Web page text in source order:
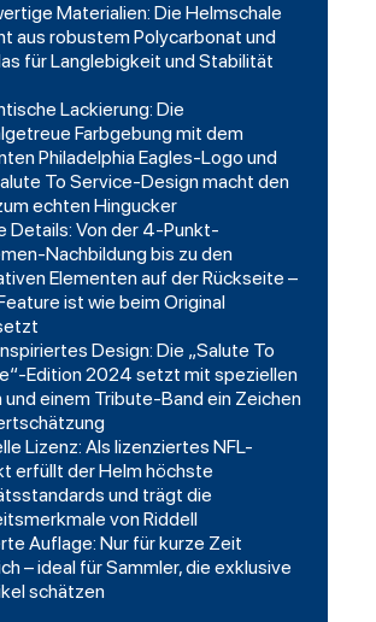
Materialien: Die Helmschale
aus robustem Polycarbonat und
für Langlebigkeit und Stabilität
Lackierung: Die
Farbgebung mit dem
Philadelphia Eagles-Logo und
To Service-Design macht den
echten Hingucker
Details: Von der 4-Punkt-
Nachbildung bis zu den
Elementen auf der Rückseite –
ist wie beim Original
Design: Die „Salute To
Edition 2024 setzt mit speziellen
und einem Tribute-Band ein Zeichen
Lizenz: Als lizenziertes NFL-
erfüllt der Helm höchste
und trägt die
von Riddell
Auflage: Nur für kurze Zeit
– ideal für Sammler, die exklusive
schätzen